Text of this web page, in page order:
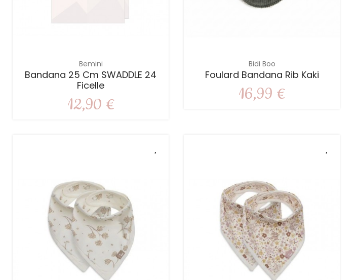
Bemini
Bandana 25 Cm SWADDLE 24
Ficelle
12,90 €
Bidi Boo
Foulard Bandana Rib Kaki
16,99 €